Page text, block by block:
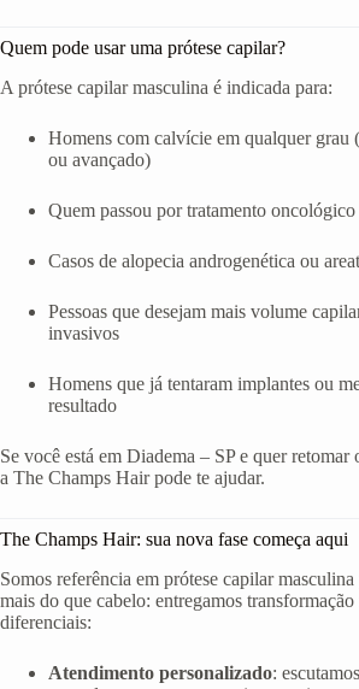
Quem pode usar uma prótese capilar?
A prótese capilar masculina é indicada para:
Homens com calvície em qualquer grau
ou avançado)
Quem passou por tratamento
Casos de alopecia androgenética ou
Pessoas que desejam mais volume
invasivos
Homens que já tentaram implantes ou
resultado
Se você está em Diadema – SP e quer
a The Champs Hair pode te ajudar.
The Champs Hair: sua nova fase começa aqui
Somos referência em prótese capilar
mais do que cabelo: entregamos
diferenciais:
Atendimento personalizado: